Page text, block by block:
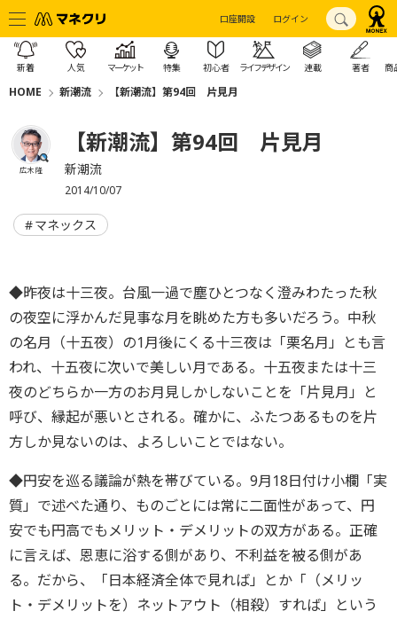
口座開設 ログイン
新着 人気 マーケット 特集 初心者 ライフデザイン 連載 著者 商
HOME 新潮流 【新潮流】第94回 片見月
広木 隆
【新潮流】第94回 片見月
新潮流
2014/10/07
マネックス
◆昨夜は十三夜。台風一過で塵ひとつなく澄みわたった秋
の夜空に浮かんだ見事な月を眺めた方も多いだろう。中秋
の名月（十五夜）の1月後にくる十三夜は「栗名月」とも言
われ、十五夜に次いで美しい月である。十五夜または十三
夜のどちらか一方のお月見しかしないことを「片見月」と
呼び、縁起が悪いとされる。確かに、ふたつあるものを片
方しか見ないのは、よろしいことではない。
◆円安を巡る議論が熱を帯びている。9月18日付け小欄「実
質」で述べた通り、ものごとには常に二面性があって、円
安でも円高でもメリット・デメリットの双方がある。正確
に言えば、恩恵に浴する側があり、不利益を被る側があ
る。だから、「日本経済全体で見れば」とか「（メリッ
ト・デメリットを）ネットアウト（相殺）すれば」という